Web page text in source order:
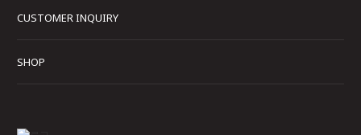
CUSTOMER INQUIRY
SHOP